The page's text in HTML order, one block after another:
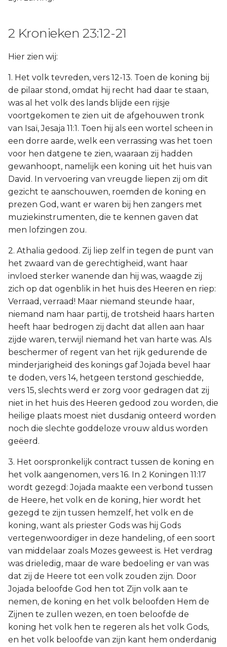
2 Kronieken 23:12-21
Hier zien wij:
1. Het volk tevreden, vers 12-13. Toen de koning bij
de pilaar stond, omdat hij recht had daar te staan,
was al het volk des lands blijde een rijsje
voortgekomen te zien uit de afgehouwen tronk
van Isaï, Jesaja 11:1. Toen hij als een wortel scheen in
een dorre aarde, welk een verrassing was het toen
voor hen datgene te zien, waaraan zij hadden
gewanhoopt, namelijk een koning uit het huis van
David. In vervoering van vreugde liepen zij om dit
gezicht te aanschouwen, roemden de koning en
prezen God, want er waren bij hen zangers met
muziekinstrumenten, die te kennen gaven dat
men lofzingen zou.
2. Athalia gedood. Zij liep zelf in tegen de punt van
het zwaard van de gerechtigheid, want haar
invloed sterker wanende dan hij was, waagde zij
zich op dat ogenblik in het huis des Heeren en riep:
Verraad, verraad! Maar niemand steunde haar,
niemand nam haar partij, de trotsheid haars harten
heeft haar bedrogen zij dacht dat allen aan haar
zijde waren, terwijl niemand het van harte was. Als
beschermer of regent van het rijk gedurende de
minderjarigheid des konings gaf Jojada bevel haar
te doden, vers 14, hetgeen terstond geschiedde,
vers 15, slechts werd er zorg voor gedragen dat zij
niet in het huis des Heeren gedood zou worden, die
heilige plaats moest niet dusdanig onteerd worden
noch die slechte goddeloze vrouw aldus worden
geëerd.
3. Het oorspronkelijk contract tussen de koning en
het volk aangenomen, vers 16. In 2 Koningen 11:17
wordt gezegd: Jojada maakte een verbond tussen
de Heere, het volk en de koning, hier wordt het
gezegd te zijn tussen hemzelf, het volk en de
koning, want als priester Gods was hij Gods
vertegenwoordiger in deze handeling, of een soort
van middelaar zoals Mozes geweest is. Het verdrag
was drieledig, maar de ware bedoeling er van was
dat zij de Heere tot een volk zouden zijn. Door
Jojada beloofde God hen tot Zijn volk aan te
nemen, de koning en het volk beloofden Hem de
Zijnen te zullen wezen, en toen beloofde de
koning het volk hen te regeren als het volk Gods,
en het volk beloofde van zijn kant hem onderdanig